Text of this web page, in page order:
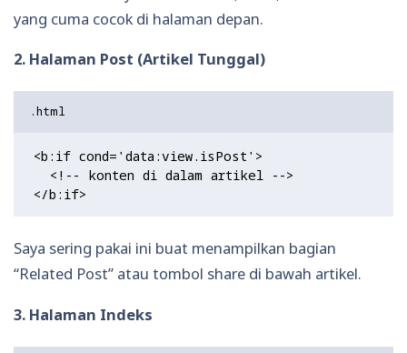
yang cuma cocok di halaman depan.
2. Halaman Post (Artikel Tunggal)
<b:if cond='data:view.isPost'>
  <!-- konten di dalam artikel -->
Saya sering pakai ini buat menampilkan bagian
“Related Post” atau tombol share di bawah artikel.
3. Halaman Indeks